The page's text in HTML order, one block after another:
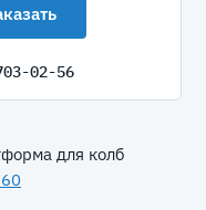
02-56
для колб